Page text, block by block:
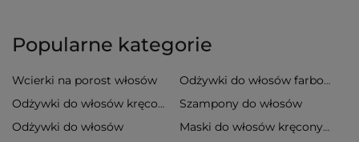
Popularne kategorie
Wcierki na porost włosów
Odżywki do włosów farbowanych
Odżywki do włosów kręconych
Szampony do włosów
Odżywki do włosów
Maski do włosów kręconych